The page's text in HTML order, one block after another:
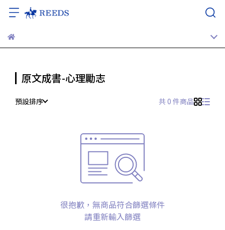
原文成書-心理勵志
預設排序 共 0 件商品
很抱歉，無商品符合篩選條件
請重新輸入篩選